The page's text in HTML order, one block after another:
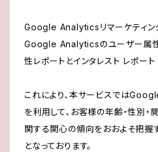
Google Analyticsリマーケティン
Google Analyticsのユーザー属
性レポートとインタレスト レポート
これにより、本サービスでは
を利用して、お客様の年齢・性別・
関する関心の傾向をおおよそ把握
となっております。